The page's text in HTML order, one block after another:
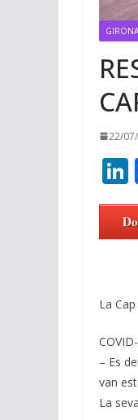
GIRONA
22/
La
– Es
van
La